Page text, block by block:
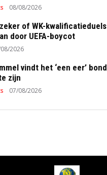
08/08/2026
of WK-
door UEFA-boycot
2026
vindt het ‘een eer’
zijn
07/08/2026